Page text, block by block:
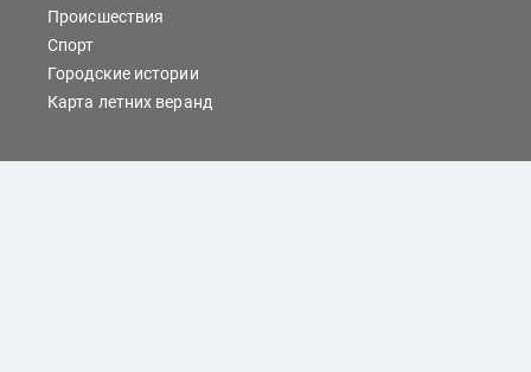
Происшествия
Спорт
Городские истории
Карта летних веранд